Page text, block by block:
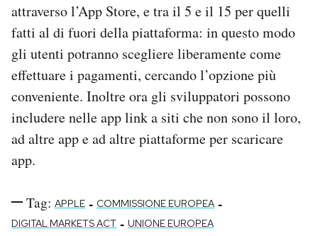
attraverso l’App Store, e tra il 5 e il 15 per quelli
fatti al di fuori della piattaforma: in questo modo
gli utenti potranno scegliere liberamente come
effettuare i pagamenti, cercando l’opzione più
conveniente. Inoltre ora gli sviluppatori possono
includere nelle app link a siti che non sono il loro,
ad altre app e ad altre piattaforme per scaricare
app.
Tag: APPLE - COMMISSIONE EUROPEA -
DIGITAL MARKETS ACT - UNIONE EUROPEA